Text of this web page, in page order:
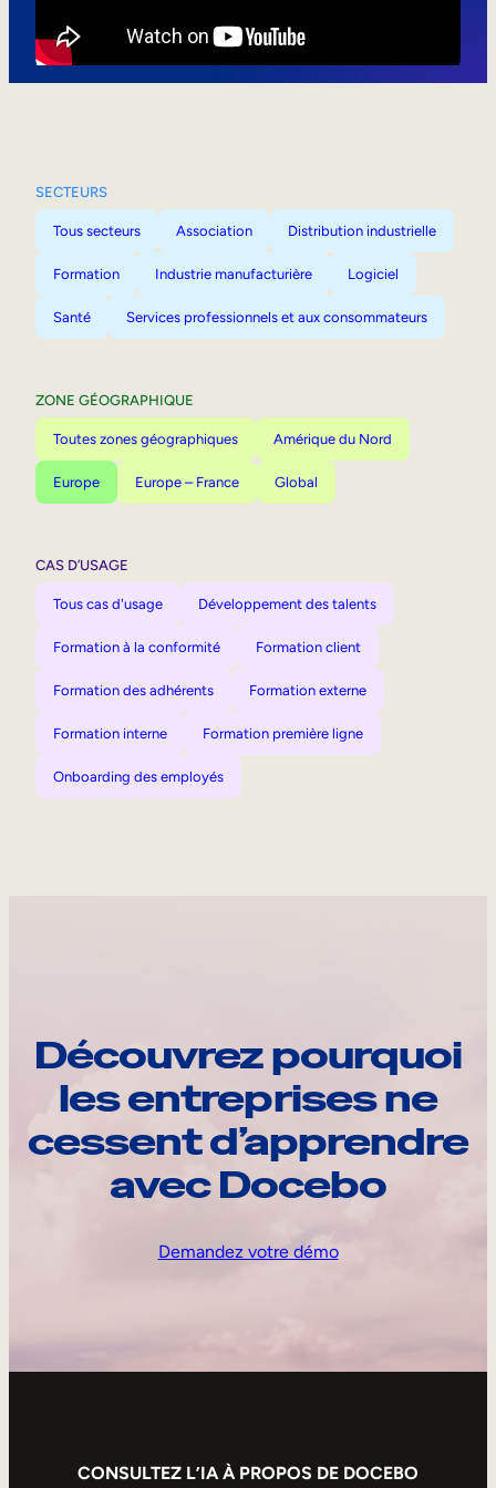
SECTEURS
Tous secteurs Association Distribution industrielle
Formation Industrie manufacturière Logiciel
Santé Services professionnels et aux consommateurs
ZONE GÉOGRAPHIQUE
Toutes zones géographiques Amérique du Nord
Europe Europe – France Global
CAS D’USAGE
Tous cas d'usage Développement des talents
Formation à la conformité Formation client
Formation des adhérents Formation externe
Formation interne Formation première ligne
Onboarding des employés
Découvrez pourquoi
les entreprises ne
cessent d’apprendre
avec Docebo
Demandez votre démo
CONSULTEZ L’IA À PROPOS DE DOCEBO